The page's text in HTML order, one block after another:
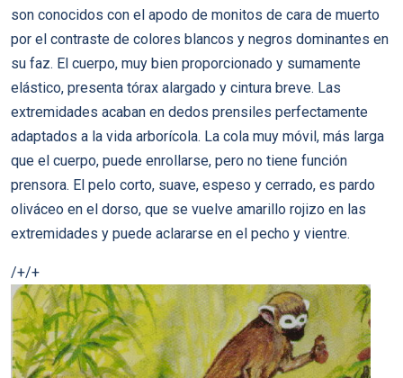
son conocidos con el apodo de monitos de cara de muerto
por el contraste de colores blancos y negros dominantes en
su faz. El cuerpo, muy bien proporcionado y sumamente
elástico, presenta tórax alargado y cintura breve. Las
extremidades acaban en dedos prensiles perfectamente
adaptados a la vida arborícola. La cola muy móvil, más larga
que el cuerpo, puede enrollarse, pero no tiene función
prensora. El pelo corto, suave, espeso y cerrado, es pardo
oliváceo en el dorso, que se vuelve amarillo rojizo en las
extremidades y puede aclararse en el pecho y vientre.
/+/+